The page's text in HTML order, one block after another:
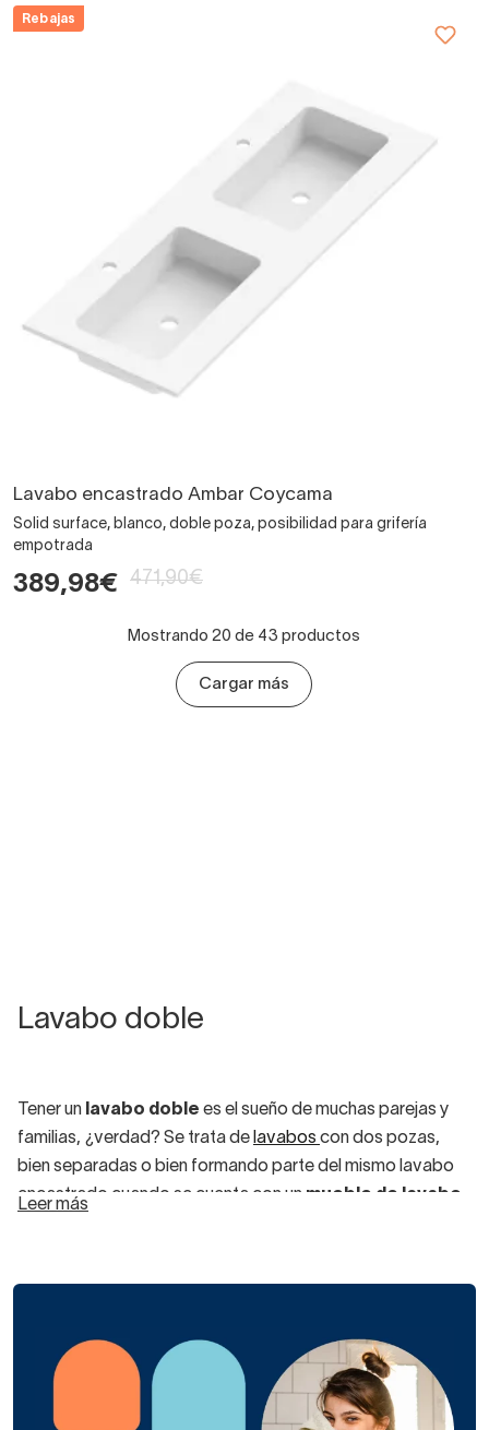
Rebajas
Lavabo encastrado Ambar Coycama
Solid surface, blanco, doble poza, posibilidad para grifería
empotrada
389,98€ 471,90€
Mostrando 20 de 43 productos
Cargar más
Lavabo doble
Tener un lavabo doble es el sueño de muchas parejas y
familias, ¿verdad? Se trata de lavabos con dos pozas,
bien separadas o bien formando parte del mismo lavabo
encastrado cuando se cuenta con un mueble de lavabo
Leer más